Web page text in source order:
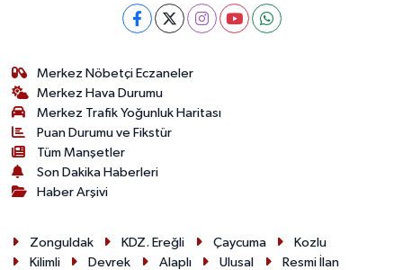
Merkez Nöbetçi Eczaneler
Merkez Hava Durumu
Merkez Trafik Yoğunluk Haritası
Puan Durumu ve Fikstür
Tüm Manşetler
Son Dakika Haberleri
Haber Arşivi
Zonguldak KDZ. Ereğli Çaycuma
Kozlu
Kilimli
Devrek Alaplı Ulusal Resmi İlan